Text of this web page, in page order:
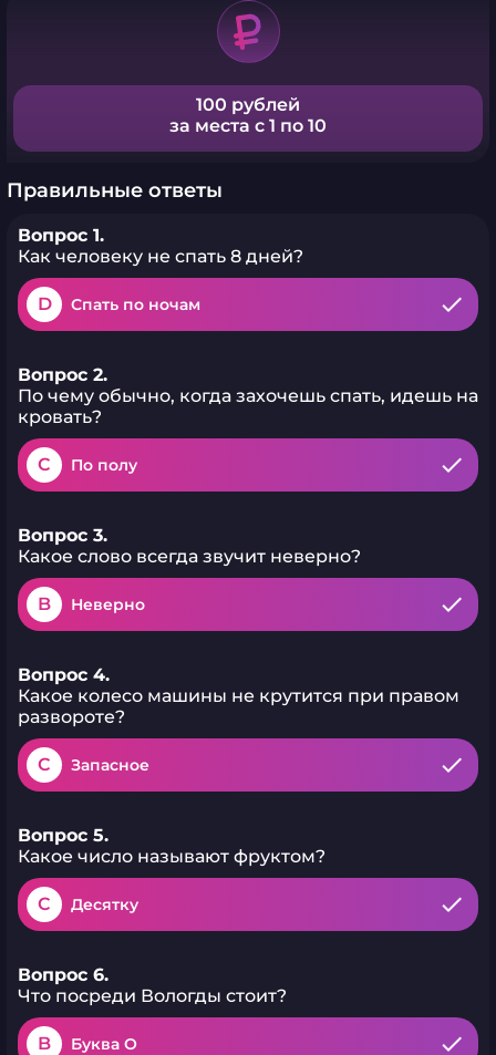
100 рублей
за места с 1 по 10
Правильные ответы
Вопрос 1.
Как человеку не спать 8 дней?
D Спать по ночам
Вопрос 2.
По чему обычно, когда захочешь спать, идешь на
кровать?
C По полу
Вопрос 3.
Какое слово всегда звучит неверно?
B Неверно
Вопрос 4.
Какое колесо машины не крутится при правом
развороте?
C Запасное
Вопрос 5.
Какое число называют фруктом?
C Десятку
Вопрос 6.
Что посреди Вологды стоит?
B Буква О